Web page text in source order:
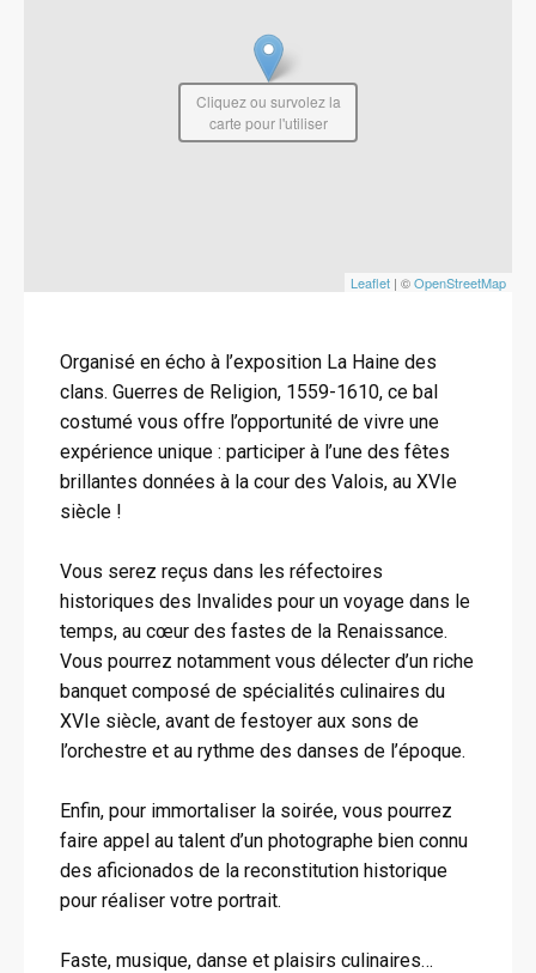
Leaflet | ©OpenStreetMap
Cliquez ou survolez la
carte pour l'utiliser
Organisé en écho à l’exposition La Haine des
clans. Guerres de Religion, 1559-1610, ce bal
costumé vous offre l’opportunité de vivre une
expérience unique : participer à l’une des fêtes
brillantes données à la cour des Valois, au XVIe
siècle !
Vous serez reçus dans les réfectoires
historiques des Invalides pour un voyage dans le
temps, au cœur des fastes de la Renaissance.
Vous pourrez notamment vous délecter d’un riche
banquet composé de spécialités culinaires du
XVIe siècle, avant de festoyer aux sons de
l’orchestre et au rythme des danses de l’époque.
Enfin, pour immortaliser la soirée, vous pourrez
faire appel au talent d’un photographe bien connu
des aficionados de la reconstitution historique
pour réaliser votre portrait.
Faste, musique, danse et plaisirs culinaires…